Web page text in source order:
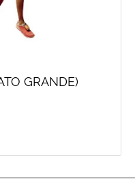
GRANDE)